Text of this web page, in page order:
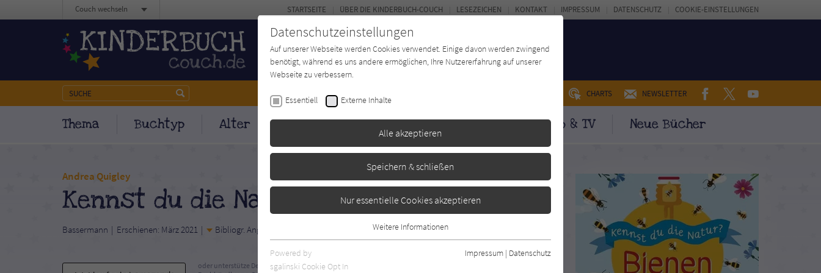
CHARTS NEWSLETTER FACEBOOKTWITTERYOUTUBE
Thema Buchtyp Alter Autor*in Verlage Magazin Kino & TV Neue Bücher
STARTSEITE ÜBER DIE KINDERBUCH-COUCH LESEZEICHEN KONTAKT IMPRESSUM DATENSCHUTZ COOKIE-EINSTELLUNGEN
Couch wechseln
Andrea Quigley
Kennst du die Natur? - Bienen
Bassermann Erschienen: März 2021 Bibliogr. Angaben
oder unterstütze Deinen
Datenschutzeinstellungen
Auf unserer Webseite werden Cookies verwendet. Einige davon werden zwingend
benötigt, während es uns andere ermöglichen, Ihre Nutzererfahrung auf unserer
Webseite zu verbessern.
Essentiell Externe Inhalte
Alle akzeptieren
Speichern & schließen
Nur essentielle Cookies akzeptieren
Essentielle Cookies werden für grundlegende Funktionen der Webseite
benötigt. Dadurch ist gewährleistet, dass die Webseite einwandfrei
Weitere Informationen
Powered by
sgalinski Cookie Opt In
Impressum | Datenschutz